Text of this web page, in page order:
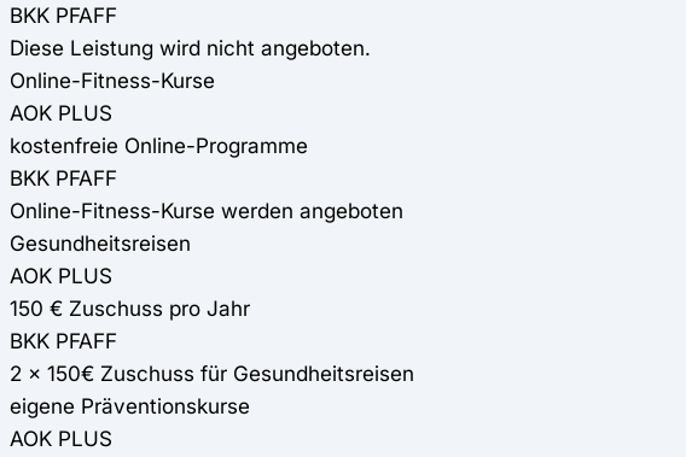
BKK PFAFF
Diese Leistung wird nicht angeboten.
Online-Fitness-Kurse
AOK PLUS
kostenfreie Online-Programme
BKK PFAFF
Online-Fitness-Kurse werden angeboten
Gesundheitsreisen
AOK PLUS
150 € Zuschuss pro Jahr
BKK PFAFF
2 x 150€ Zuschuss für Gesundheitsreisen
eigene Präventionskurse
AOK PLUS